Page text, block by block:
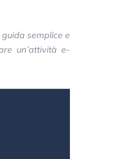
semplice e
un’attività e-